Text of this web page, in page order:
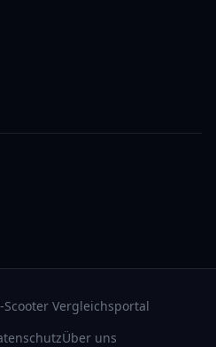
Scooter Vergleichsportal
Über uns